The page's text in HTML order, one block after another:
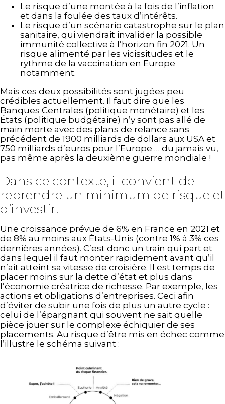
Le risque d’une montée à la fois de l’inflation
et dans la foulée des taux d’intérêts.
Le risque d’un scénario catastrophe sur le plan
sanitaire, qui viendrait invalider la possible
immunité collective à l’horizon fin 2021. Un
risque alimenté par les vicissitudes et le
rythme de la vaccination en Europe
notamment.
Mais ces deux possibilités sont jugées peu
crédibles actuellement. Il faut dire que les
Banques Centrales (politique monétaire) et les
États (politique budgétaire) n’y sont pas allé de
main morte avec des plans de relance sans
précédent de 1900 milliards de dollars aux USA et
750 milliards d’euros pour l’Europe … du jamais vu,
pas même après la deuxième guerre mondiale !
Dans ce contexte, il convient de
reprendre un minimum de risque et
d’investir.
Une croissance prévue de 6% en France en 2021 et
de 8% au moins aux États-Unis (contre 1% à 3% ces
dernières années). C’est donc un train qui part et
dans lequel il faut monter rapidement avant qu’il
n’ait atteint sa vitesse de croisière. Il est temps de
placer moins sur la dette d’état et plus dans
l’économie créatrice de richesse. Par exemple, les
actions et obligations d’entreprises. Ceci afin
d’éviter de subir une fois de plus un autre cycle :
celui de l’épargnant qui souvent ne sait quelle
pièce jouer sur le complexe échiquier de ses
placements. Au risque d’être mis en échec comme
l’illustre le schéma suivant :